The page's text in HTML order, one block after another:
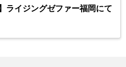
ライジングゼファー福岡にて